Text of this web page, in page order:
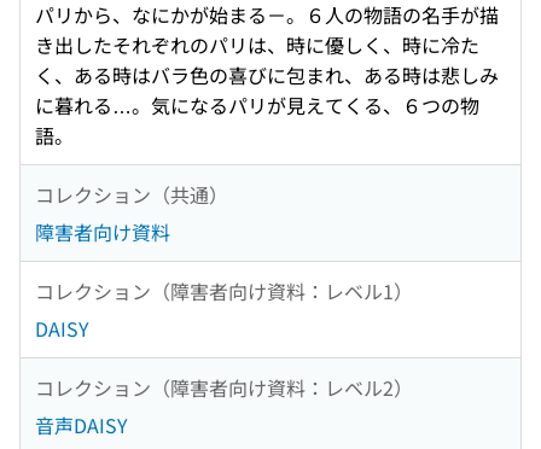
パリから、なにかが始まる－。６人の物語の名手が描
き出したそれぞれのパリは、時に優しく、時に冷た
く、ある時はバラ色の喜びに包まれ、ある時は悲しみ
に暮れる…。気になるパリが見えてくる、６つの物
語。
コレクション（共通）
障害者向け資料
コレクション（障害者向け資料：レベル1）
DAISY
コレクション（障害者向け資料：レベル2）
音声DAISY